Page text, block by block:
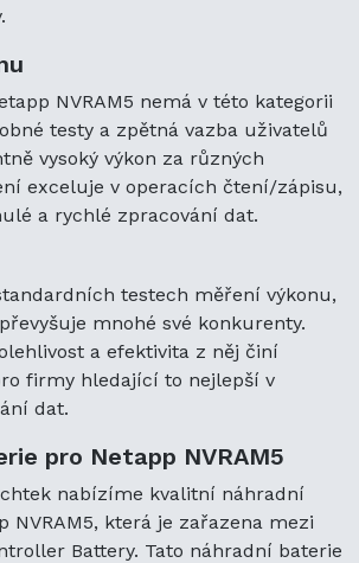
NVRAM5 nemá v této kategorii
testy a zpětná vazba uživatelů
vysoký výkon za různých
exceluje v operacích čtení/zápisu,
a rychlé zpracování dat.
testech měření výkonu,
mnohé své konkurenty.
a efektivita z něj činí
firmy hledající to nejlepší v
dat.
pro Netapp NVRAM5
nabízíme kvalitní náhradní
NVRAM5, která je zařazena mezi
Battery. Tato náhradní baterie